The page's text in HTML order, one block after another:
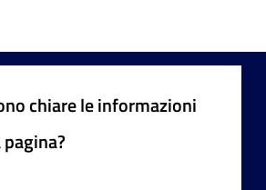
chiare le informazioni